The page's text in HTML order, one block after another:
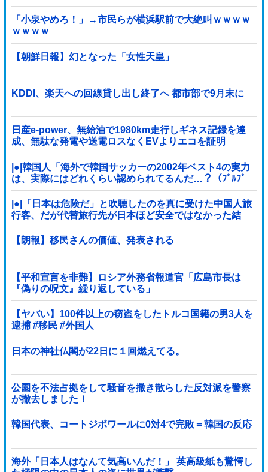
「小泉やめろ！」→市民らが横浜駅前で大絶叫ｗｗｗｗ
ｗｗｗｗ
【朝鮮日報】幻となった「女性天皇」
KDDI、楽天への回線貸し出し終了へ 都市部で9月末に
日産e-power、無給油で1980km走行しギネス記録を達
成、無駄な発電や送電ロスなくEVよりエコを証明
|●|韓国人「海外で韓国サッカーの2002年ベスト4の実力
は、実際にはどれくらい認められてるんだ…？（ﾌﾞﾙﾌﾞ
ﾙ」＝韓国の反応
|●|「日本は危険だ」と吹聴したのを真に受けた中国人旅
行客、だが代替旅行先が日本ほど安全ではなかった結
果……
【朗報】移民さんの価値、発表される
【平和宣言を非難】ロシア外務省報道官「広島市長は
『偽りの呪文』繰り返している」
【ヤバい】100件以上の窃盗をしたトルコ国籍の男3人を
逮捕 #移民 #外国人
日本の神社仏閣が22日に１回燃えてる。
公園を不法占拠をして騒音を撒き散らした反対派を警察
が撤去しました！
韓国代表、コートジボワールに0対4で完敗＝韓国の反応
海外「日本人はなんて気高いんだ！」 英高級紙も驚愕し